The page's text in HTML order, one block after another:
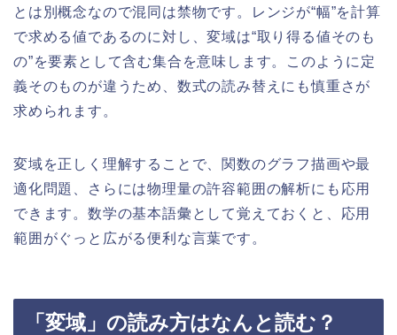
とは別概念なので混同は禁物です。レンジが“幅”を計算
で求める値であるのに対し、変域は“取り得る値そのも
の”を要素として含む集合を意味します。このように定
義そのものが違うため、数式の読み替えにも慎重さが
求められます。
変域を正しく理解することで、関数のグラフ描画や最
適化問題、さらには物理量の許容範囲の解析にも応用
できます。数学の基本語彙として覚えておくと、応用
範囲がぐっと広がる便利な言葉です。
「変域」の読み方はなんと読む？